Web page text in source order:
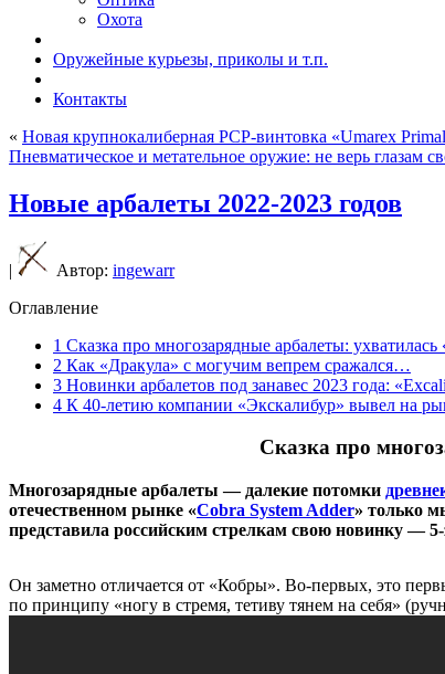
Охота
Оружейные курьезы, приколы и т.п.
Контакты
« Новая крупнокалиберная PCP-винтовка «Umarex
Пневматическое и метательное оружие: не верь глазам
Новые арбалеты 2022-2023 годов
| Автор: ingewarr
Оглавление
1 Сказка про многозарядные арбалеты:
2 Как «Дракула» с могучим вепрем сражался…
3 Новинки арбалетов под занавес 2023 года:
4 К 40-летию компании «Экскалибур» вывел на
Сказка про
Многозарядные арбалеты — далекие потомки
отечественном рынке «Cobra System Adder» только
представила российским стрелкам свою новинку —
Он заметно отличается от «Кобры». Во-первых, это
по принципу «ногу в стремя, тетиву тянем на себя»